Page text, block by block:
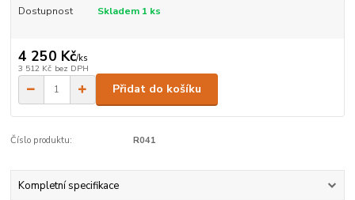
Dostupnost Skladem 1 ks
4 250 Kč/ks
3 512 Kč bez DPH
Přidat do košíku
Číslo produktu: R041
Kompletní specifikace